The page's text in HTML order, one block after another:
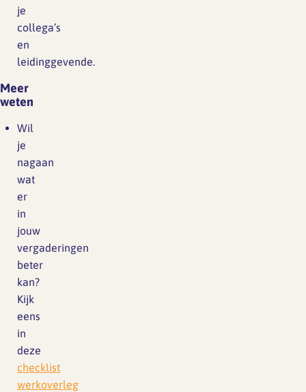
je
collega’s
en
leidinggevende.
Meer
weten
Wil
je
nagaan
wat
er
in
jouw
vergaderingen
beter
kan?
Kijk
eens
in
deze
checklist
werkoverleg